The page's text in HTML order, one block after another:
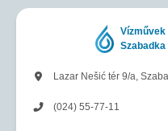
Szabadka
Lazar Nešić tér 9/a,
(024) 55-77-11